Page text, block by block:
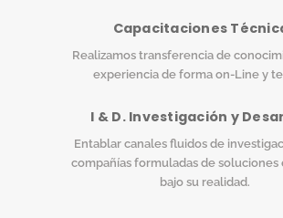
Capacitaciones
Realizamos transferencia de
experiencia de forma on-Line y
I & D. Investigación y
Entablar canales fluidos de
compañías formuladas de soluciones
bajo su realidad.